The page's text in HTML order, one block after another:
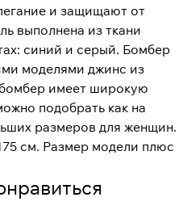
и защищают от
выполнена из ткани
синий и серый. Бомбер
моделями джинс из
имеет широкую
подобрать как на
размеров для женщин.
см. Размер модели плюс